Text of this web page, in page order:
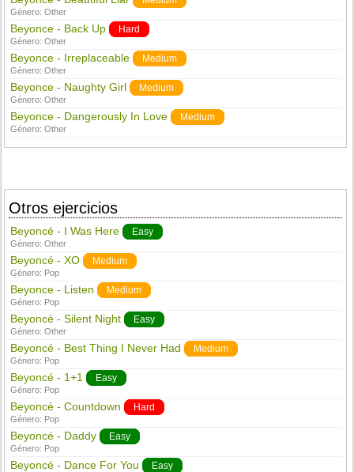
Género:Other
Beyonce - Back Up Hard
Género:Other
Beyonce - Irreplaceable Medium
Género:Other
Beyonce - Naughty Girl Medium
Género:Other
Beyonce - Dangerously In Love Medium
Género:Other
Otros ejercicios
Beyoncé - I Was Here Easy
Género:Other
Beyoncé - XO Medium
Género: Pop
Beyonce - Listen Medium
Género: Pop
Beyoncé - Silent Night Easy
Género:Other
Beyoncé - Best Thing I Never Had Medium
Género: Pop
Beyoncé - 1+1 Easy
Género: Pop
Beyoncé - Countdown Hard
Género: Pop
Beyoncé - Daddy Easy
Género: Pop
Beyoncé - Dance For You Easy